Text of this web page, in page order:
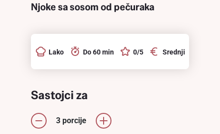
Njoke sa sosom od pečuraka
Lako Do 60 min 0/5 Srednji
Sastojci za
3 porcije